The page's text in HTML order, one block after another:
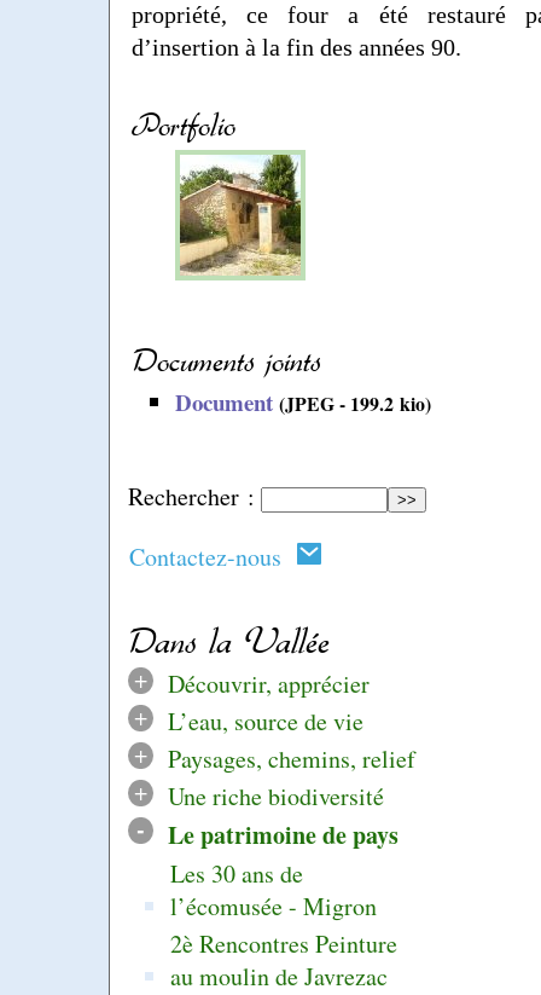
Rechercher :
Contactez-nous
Dans la Vallée
+
Découvrir, apprécier
+
L’eau, source de vie
+
Paysages, chemins, relief
+
Une riche biodiversité
- Le patrimoine de pays
Les 30 ans de
l’écomusée - Migron
2è Rencontres Peinture
au moulin de Javrezac
propriété, ce four a été restauré
d’insertion à la fin des années 90.
Portfolio
Documents joints
Document (JPEG - 199.2 kio)